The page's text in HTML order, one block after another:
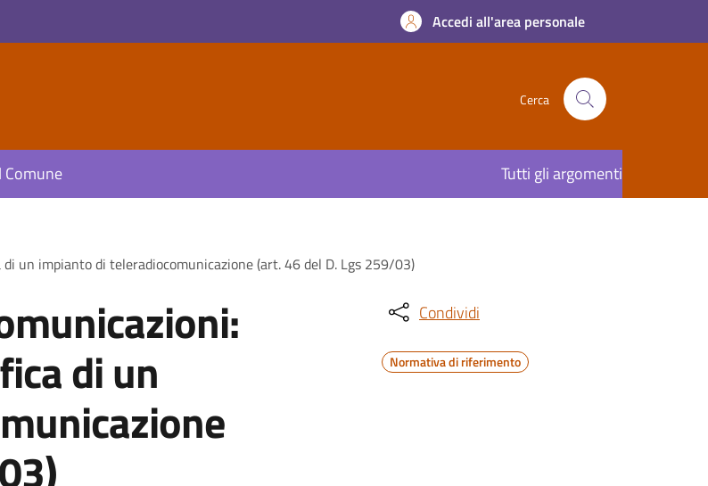
Accedi all'area personale
Cerca
Comune Tutti gli argomenti
un impianto di teleradiocomunicazione (art. 46 del D. Lgs 259/03)
di un
Condividi
Normativa di riferimento